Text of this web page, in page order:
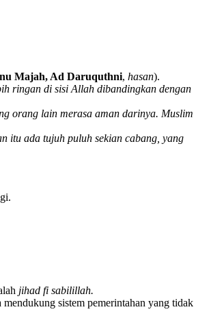
Majah, Ad Daruquthni, hasan).
ringan di sisi Allah dibandingkan dengan
orang lain merasa aman darinya. Muslim
itu ada tujuh puluh sekian cabang, yang
jihad fi sabilillah.
sistem pemerintahan yang tidak